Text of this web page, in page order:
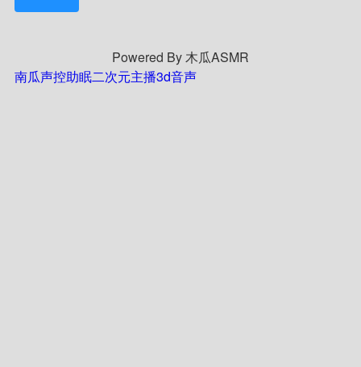
Powered By 木瓜ASMR
南瓜声控助眠二次元主播3d音声